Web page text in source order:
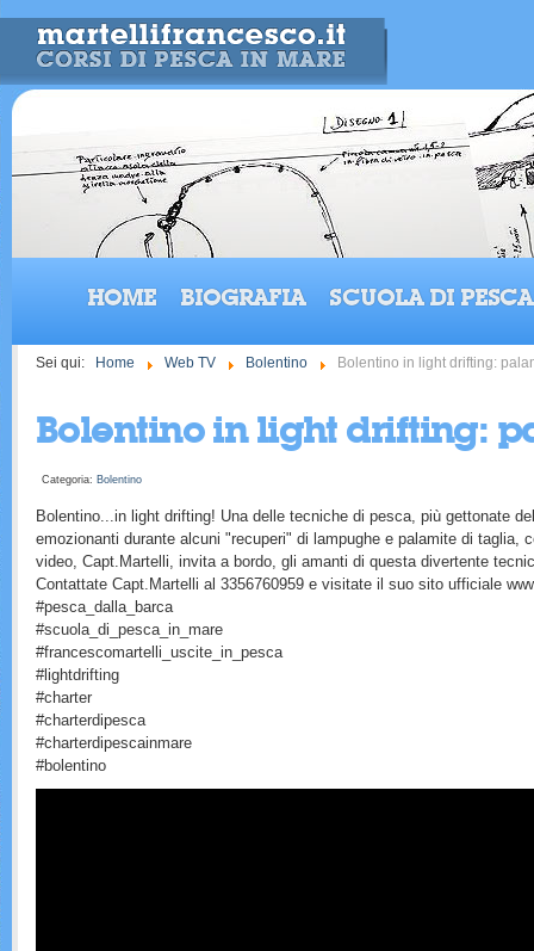
HOME BIOGRAFIA SCUOLA DI PESCA
Sei qui: Home Web TV Bolentino Bolentino in light drifting:
Bolentino in light drifting:
Categoria: Bolentino
Bolentino...in light drifting! Una delle tecniche di pesca, più gettonate
emozionanti durante alcuni "recuperi" di lampughe e palamite di taglia,
video, Capt.Martelli, invita a bordo, gli amanti di questa divertente
Contattate Capt.Martelli al 3356760959 e visitate il suo sito ufficiale
#pesca_dalla_barca
#scuola_di_pesca_in_mare
#francescomartelli_uscite_in_pesca
#lightdrifting
#charter
#charterdipesca
#charterdipescainmare
#bolentino